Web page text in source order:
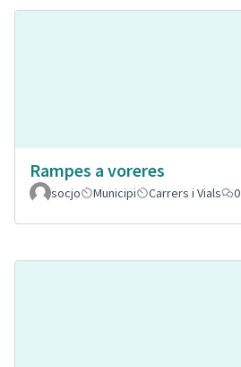
Rampes a voreres
socjo
Municipi Carrers i Vials 0